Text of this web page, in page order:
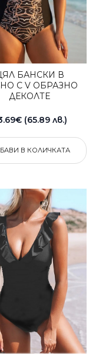
БАНСКИ В
С V ОБРАЗНО
ДЕКОЛТЕ
(65.89 лв.)
В КОЛИЧКАТА